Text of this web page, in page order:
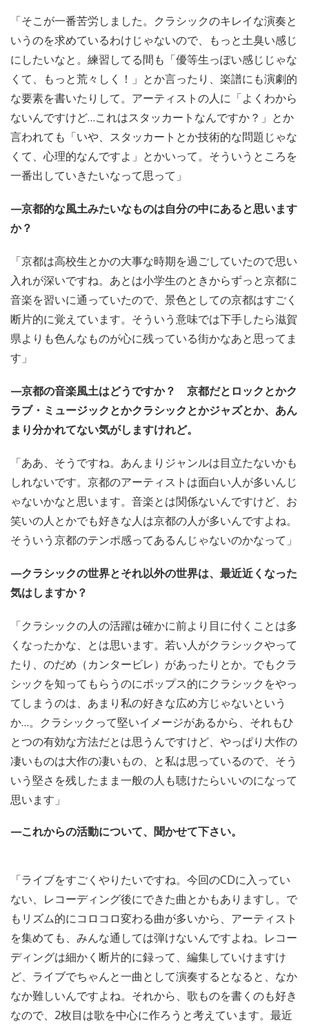
「そこが一番苦労しました。クラシックのキレイな演奏と
いうのを求めているわけじゃないので、もっと土臭い感じ
にしたいなと。練習してる間も「優等生っぽい感じじゃな
くて、もっと荒々しく！」とか言ったり、楽譜にも演劇的
な要素を書いたりして。アーティストの人に「よくわから
ないんですけど…これはスタッカートなんですか？」とか
言われても「いや、スタッカートとか技術的な問題じゃな
くて、心理的なんですよ」とかいって。そういうところを
一番出していきたいなって思って」
—京都的な風土みたいなものは自分の中にあると思います
か？
「京都は高校生とかの大事な時期を過ごしていたので思い
入れが深いですね。あとは小学生のときからずっと京都に
音楽を習いに通っていたので、景色としての京都はすごく
断片的に覚えています。そういう意味では下手したら滋賀
県よりも色んなものが心に残っている街かなあと思ってま
す」
—京都の音楽風土はどうですか？ 京都だとロックとかク
ラブ・ミュージックとかクラシックとかジャズとか、あん
まり分かれてない気がしますけれど。
「ああ、そうですね。あんまりジャンルは目立たないかも
しれないです。京都のアーティストは面白い人が多いんじ
ゃないかなと思います。音楽とは関係ないんですけど、お
笑いの人とかでも好きな人は京都の人が多いんですよね。
そういう京都のテンポ感ってあるんじゃないのかなって」
—クラシックの世界とそれ以外の世界は、最近近くなった
気はしますか？
「クラシックの人の活躍は確かに前より目に付くことは多
くなったかな、とは思います。若い人がクラシックやって
たり、のだめ（カンタービレ）があったりとか。でもクラ
シックを知ってもらうのにポップス的にクラシックをやっ
てしまうのは、あまり私の好きな広め方じゃないという
か…。クラシックって堅いイメージがあるから、それもひ
とつの有効な方法だとは思うんですけど、やっぱり大作の
凄いものは大作の凄いもの、と私は思っているので、そう
いう堅さを残したまま一般の人も聴けたらいいのになって
思います」
—これからの活動について、聞かせて下さい。
「ライブをすごくやりたいですね。今回のCDに入ってい
ない、レコーディング後にできた曲とかもありますし。で
もリズム的にコロコロ変わる曲が多いから、アーティスト
を集めても、みんな通しては弾けないんですよね。レコー
ディングは細かく断片的に録って、編集していけますけ
ど、ライブでちゃんと一曲として演奏するとなると、なか
なか難しいんですよね。それから、歌ものを書くのも好き
なので、2枚目は歌を中心に作ろうと考えています。最近